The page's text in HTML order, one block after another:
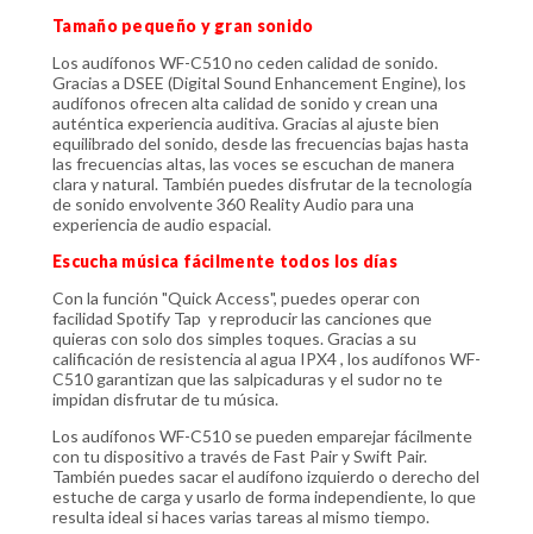
Tamaño pequeño y gran sonido
Los audífonos WF-C510 no ceden calidad de sonido.
Gracias a DSEE (Digital Sound Enhancement Engine), los
audífonos ofrecen alta calidad de sonido y crean una
auténtica experiencia auditiva. Gracias al ajuste bien
equilibrado del sonido, desde las frecuencias bajas hasta
las frecuencias altas, las voces se escuchan de manera
clara y natural. También puedes disfrutar de la tecnología
de sonido envolvente 360 Reality Audio para una
experiencia de audio espacial.
Escucha música fácilmente todos los días
Con la función "Quick Access", puedes operar con
facilidad Spotify Tap y reproducir las canciones que
quieras con solo dos simples toques. Gracias a su
calificación de resistencia al agua IPX4 , los audífonos WF-
C510 garantizan que las salpicaduras y el sudor no te
impidan disfrutar de tu música.
Los audífonos WF-C510 se pueden emparejar fácilmente
con tu dispositivo a través de Fast Pair y Swift Pair.
También puedes sacar el audífono izquierdo o derecho del
estuche de carga y usarlo de forma independiente, lo que
resulta ideal si haces varias tareas al mismo tiempo.